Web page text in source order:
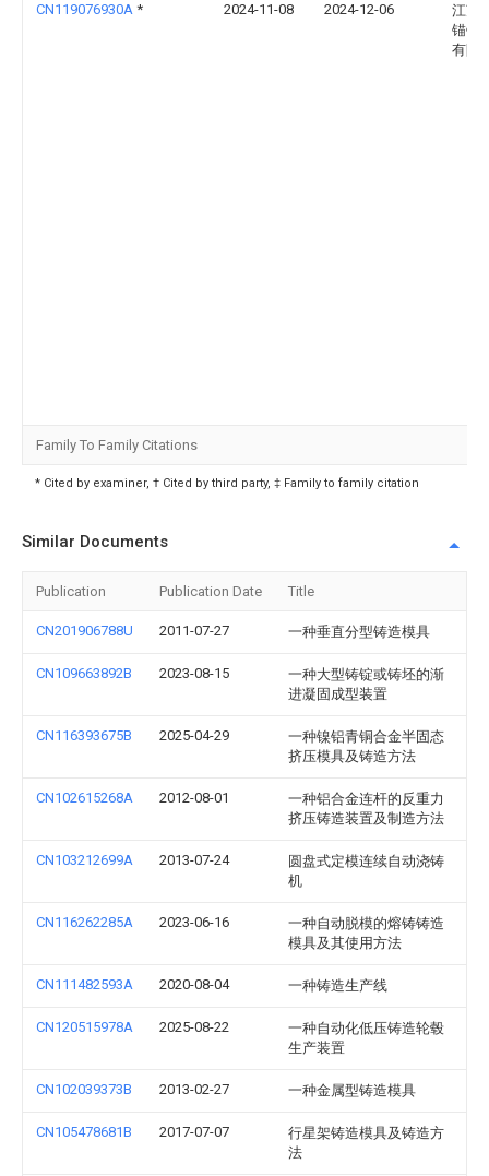
CN119076930A * 2024-11-08 2024-12-06
江苏
锚链
有限
Family To Family Citations
* Cited by examiner, † Cited by third party, ‡ Family to family citation
Similar Documents
Publication Publication Date Title
CN201906788U 2011-07-27 一种垂直分型铸造模具
CN109663892B 2023-08-15
一种大型铸锭或铸坯的渐
进凝固成型装置
CN116393675B 2025-04-29
一种镍铝青铜合金半固态
挤压模具及铸造方法
CN102615268A 2012-08-01
一种铝合金连杆的反重力
挤压铸造装置及制造方法
CN103212699A 2013-07-24
圆盘式定模连续自动浇铸
机
CN116262285A 2023-06-16
一种自动脱模的熔铸铸造
模具及其使用方法
CN111482593A 2020-08-04 一种铸造生产线
CN120515978A 2025-08-22
一种自动化低压铸造轮毂
生产装置
CN102039373B 2013-02-27 一种金属型铸造模具
CN105478681B 2017-07-07
行星架铸造模具及铸造方
法